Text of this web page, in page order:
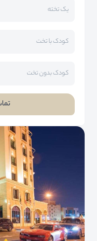
یک تخته
کودک با تخت
کودک بدون تخت